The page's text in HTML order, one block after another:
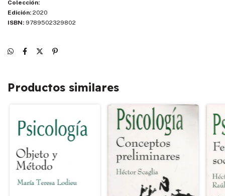
Colección:
Edición: 2020
ISBN: 9789502329802
Productos similares